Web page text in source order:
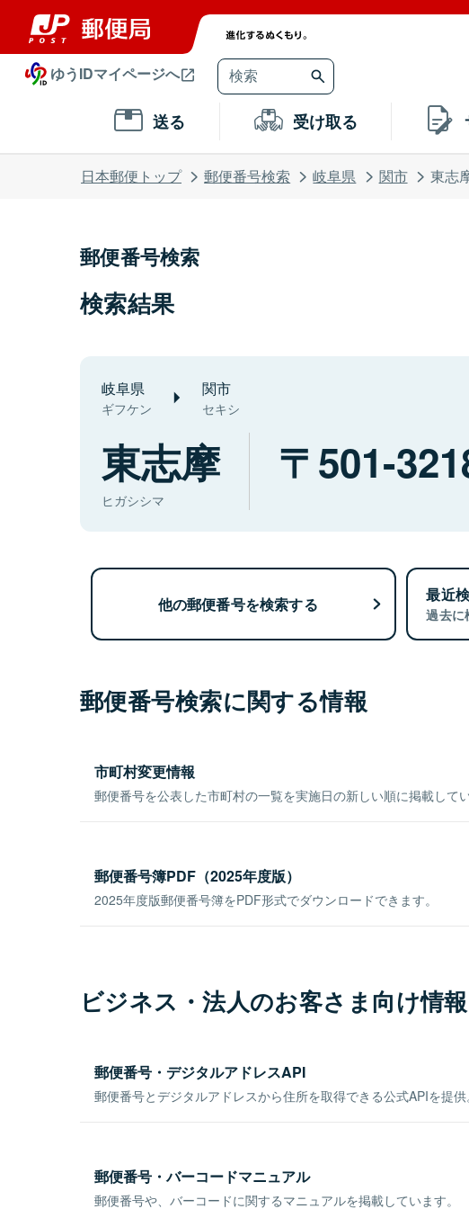
ゆうIDマイページへ
送る 受け取る
日本郵便トップ 郵便番号検索 岐阜県 関市 東志
郵便番号検索
検索結果
岐阜県
ギフケン
関市
セキシ
東志摩
ヒガシシマ
501-
他の郵便番号を検索する 最近
過去に
郵便番号検索に関する情報
市町村変更情報
郵便番号を公表した市町村の一覧を実施日の新しい順に掲載してい
郵便番号簿PDF（2025年度版）
2025年度版郵便番号簿をPDF形式でダウンロードできます。
ビジネス・法人のお客さま向け情報
郵便番号・デジタルアドレスAPI
郵便番号とデジタルアドレスから住所を取得できる公式APIを提供
郵便番号・バーコードマニュアル
郵便番号や、バーコードに関するマニュアルを掲載しています。